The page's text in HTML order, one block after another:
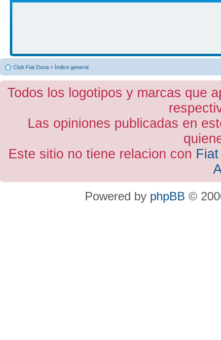
Club Fiat Duna » Índice general
Todos los logotipos y marcas que
Las opiniones publicadas en
Este sitio no tiene relacion con
Powered by phpBB ©